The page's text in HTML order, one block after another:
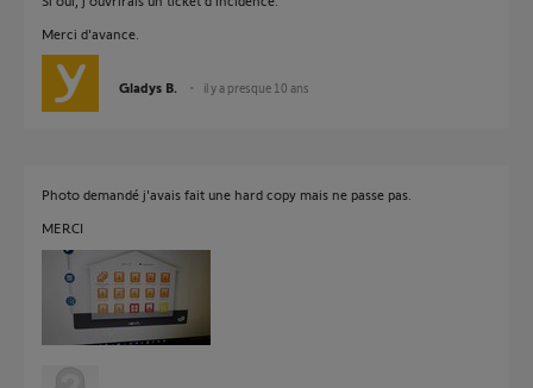
Merci d'avance.
Gladys B. il y a presque 10 ans
Photo demandé j'avais fait une hard copy mais ne passe pas.
MERCI